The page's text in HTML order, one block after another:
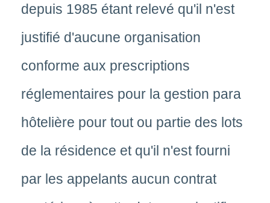
depuis 1985 étant relevé qu'il n'est
justifié d'aucune organisation
conforme aux prescriptions
réglementaires pour la gestion para
hôtelière pour tout ou partie des lots
de la résidence et qu'il n'est fourni
par les appelants aucun contrat